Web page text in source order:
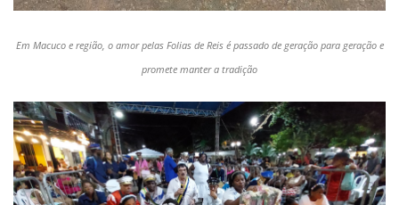
Em Macuco e região, o amor pelas Folias de Reis é passado de geração para geração e
promete manter a tradição